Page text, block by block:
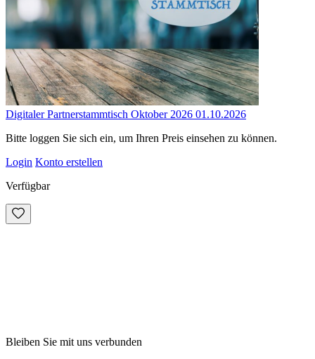
Digitaler Partnerstammtisch Oktober 2026 01.10.2026
Bitte loggen Sie sich ein, um Ihren Preis einsehen zu können.
Login Konto erstellen
Verfügbar
Bleiben Sie mit uns verbunden